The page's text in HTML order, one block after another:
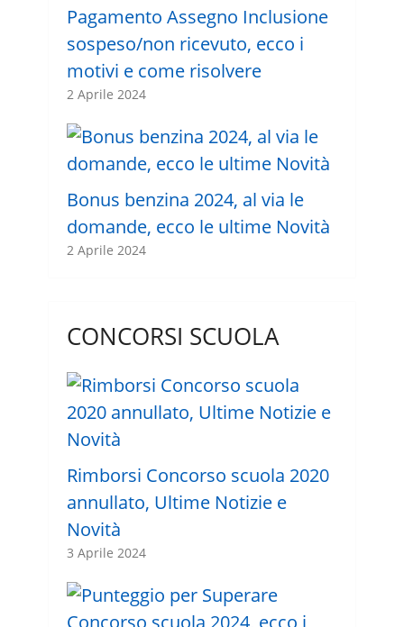
Pagamento Assegno Inclusione
sospeso/non ricevuto, ecco i
motivi e come risolvere
2 Aprile 2024
Bonus benzina 2024, al via le
domande, ecco le ultime Novità
2 Aprile 2024
CONCORSI SCUOLA
Rimborsi Concorso scuola 2020
annullato, Ultime Notizie e
Novità
3 Aprile 2024